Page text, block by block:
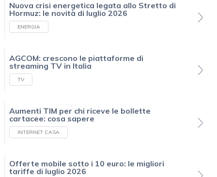
Nuova crisi energetica legata allo Stretto di
Hormuz: le novità di luglio 2026
ENERGIA
AGCOM: crescono le piattaforme di
streaming TV in Italia
TV
Aumenti TIM per chi riceve le bollette
cartacee: cosa sapere
INTERNET CASA
Offerte mobile sotto i 10 euro: le migliori
tariffe di luglio 2026